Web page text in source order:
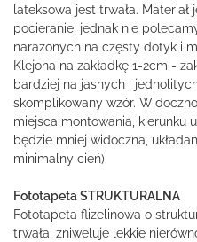
lateksowa jest trwała.
pocieranie, jednak nie
narażonych na częsty dotyk i
Klejona na zakładkę 1-2cm -
bardziej na jasnych i
skomplikowany wzór.
miejsca montowania, kierunku
będzie mniej widoczna,
minimalny cień).
Fototapeta STRUKTURALNA
Fototapeta flizelinowa o
trwała, zniweluje lekkie